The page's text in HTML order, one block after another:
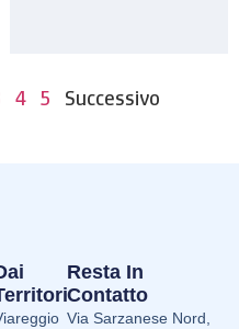
4 5 Successivo
Resta In
Contatto
Via Sarzanese Nord,